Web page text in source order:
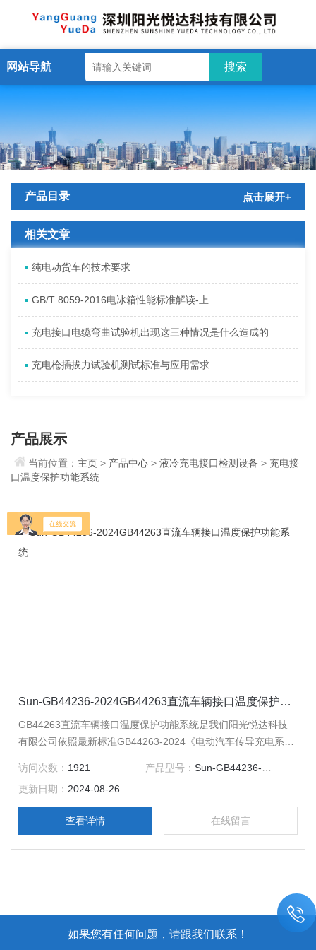
网站导航
产品目录 点击展开+
相关文章
纯电动货车的技术要求
GB/T 8059-2016电冰箱性能标准解读-上
充电接口电缆弯曲试验机出现这三种情况是什么造成的
充电枪插拔力试验机测试标准与应用需求
产品展示
当前位置： 主页> 产品中心>液冷充电接口检测设备 > 充电接
口温度保护功能系统
Sun-GB44236-2024GB44263直流车辆接口温度保护功能系统
GB44263直流车辆接口温度保护功能系统是我们阳光悦达科技
有限公司依照最新标准GB44263-2024《电动汽车传导充电系统
括9.4.2交流充电接口温度功能保护试验和9.4.2直流车辆接口温
度保护功能试验要求，满足GB39752-2024《电动汽车供电设备
安全要求》
访问次数： 1921 产品型号：Sun-GB44236-2024
更新日期： 2024-08-26
查看详情 在线留言
如果您有任何问题，请跟我们联系！